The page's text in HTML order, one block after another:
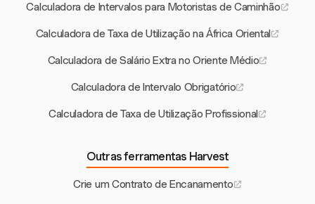
Calculadora de Intervalos para Motoristas de Caminhão
Calculadora de Taxa de Utilização na África Oriental
Calculadora de Salário Extra no Oriente Médio
Calculadora de Intervalo Obrigatório
Calculadora de Taxa de Utilização Profissional
Outras ferramentas Harvest
Crie um Contrato de Encanamento